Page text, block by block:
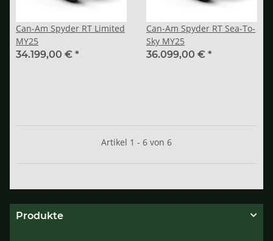
Can-Am Spyder RT Limited
MY25
34.199,00 € *
Can-Am Spyder RT Sea-To-
Sky MY25
36.099,00 € *
Artikel 1 - 6 von 6
Produkte